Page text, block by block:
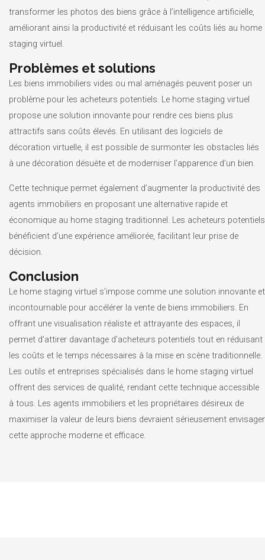
transformer les photos des biens grâce à l’intelligence artificielle,
améliorant ainsi la productivité et réduisant les coûts liés au home
staging virtuel.
Problèmes et solutions
Les biens immobiliers vides ou mal aménagés peuvent poser un
problème pour les acheteurs potentiels. Le home staging virtuel
propose une solution innovante pour rendre ces biens plus
attractifs sans coûts élevés. En utilisant des logiciels de
décoration virtuelle, il est possible de surmonter les obstacles liés
à une décoration désuète et de moderniser l’apparence d’un bien.
Cette technique permet également d’augmenter la productivité des
agents immobiliers en proposant une alternative rapide et
économique au home staging traditionnel. Les acheteurs potentiels
bénéficient d’une expérience améliorée, facilitant leur prise de
décision.
Conclusion
Le home staging virtuel s’impose comme une solution innovante et
incontournable pour accélérer la vente de biens immobiliers. En
offrant une visualisation réaliste et attrayante des espaces, il
permet d’attirer davantage d’acheteurs potentiels tout en réduisant
les coûts et le temps nécessaires à la mise en scène traditionnelle.
Les outils et entreprises spécialisés dans le home staging virtuel
offrent des services de qualité, rendant cette technique accessible
à tous. Les agents immobiliers et les propriétaires désireux de
maximiser la valeur de leurs biens devraient sérieusement envisager
cette approche moderne et efficace.